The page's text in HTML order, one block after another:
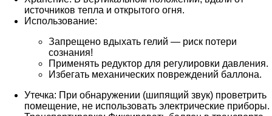
источников тепла и открытого огня.
Использование:
Запрещено вдыхать гелий — риск потери
сознания!
Применять редуктор для регулировки давления.
Избегать механических повреждений баллона.
Утечка: При обнаружении (шипящий звук) проветрить
помещение, не использовать электрические приборы.